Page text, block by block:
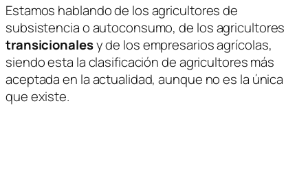
Estamos hablando de los agricultores de
subsistencia o autoconsumo, de los agricultores
transicionalesy de los empresarios agrícolas,
siendo esta la clasificación de agricultores más
aceptada en la actualidad, aunque no es la única
que existe.